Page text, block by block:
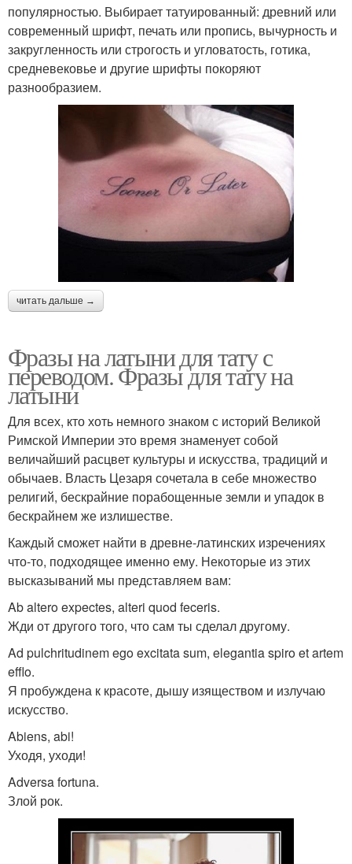
популярностью. Выбирает татуированный: древний или
современный шрифт, печать или пропись, вычурность и
закругленность или строгость и угловатость, готика,
средневековье и другие шрифты покоряют
разнообразием.
читать дальше →
Фразы на латыни для тату с
переводом. Фразы для тату на
латыни
Для всех, кто хоть немного знаком с историй Великой
Римской Империи это время знаменует собой
величайший расцвет культуры и искусства, традиций и
обычаев. Власть Цезаря сочетала в себе множество
религий, бескрайние порабощенные земли и упадок в
бескрайнем же излишестве.
Каждый сможет найти в древне-латинских изречениях
что-то, подходящее именно ему. Некоторые из этих
высказываний мы представляем вам:
Ab altero expectes, alteri quod feceris.
Жди от другого того, что сам ты сделал другому.
Ad pulchritudinem ego excitata sum, elegantia spiro et artem
efflo.
Я пробуждена к красоте, дышу изяществом и излучаю
искусство.
Abiens, abi!
Уходя, уходи!
Adversa fortuna.
Злой рок.